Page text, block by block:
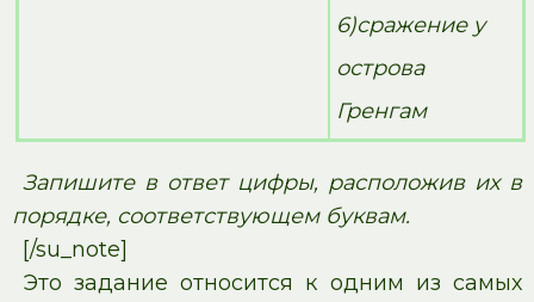
6)сражение у
острова
Гренгам
Запишите в ответ цифры, расположив их в
порядке, соответствующем буквам.
[/su_note]
Это задание относится к одним из самых